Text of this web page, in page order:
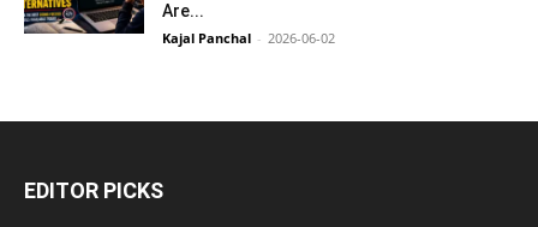
Are...
Kajal Panchal - 2026-06-02
EDITOR PICKS